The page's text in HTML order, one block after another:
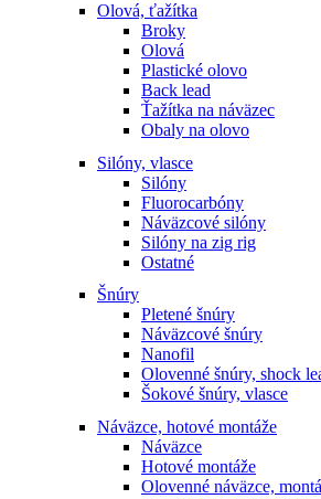
Olová, ťažítka
Broky
Olová
Plastické olovo
Back lead
Ťažítka na náväzec
Obaly na olovo
Silóny, vlasce
Silóny
Fluorocarbóny
Náväzcové silóny
Silóny na zig rig
Ostatné
Šnúry
Pletené šnúry
Náväzcové šnúry
Nanofil
Olovenné šnúry, shock
Šokové šnúry, vlasce
Náväzce, hotové montáže
Náväzce
Hotové montáže
Olovenné náväzce,